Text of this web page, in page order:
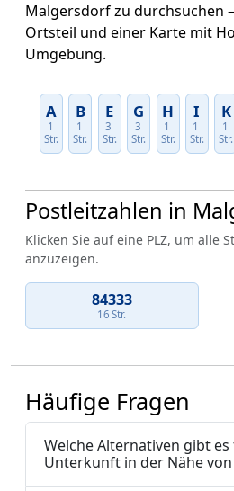
Malgersdorf zu durchsuchen
Ortsteil und einer Karte mit
Umgebung.
A
1
Str.
B
1
Str.
E
3
Str.
G
3
Str.
H
1
Str.
I
1
Str.
K
1
Str.
Postleitzahlen in
Klicken Sie auf eine PLZ, um alle
anzuzeigen.
84333
16 Str.
Häufige Fragen
Welche Alternativen gibt
Unterkunft in der Nähe